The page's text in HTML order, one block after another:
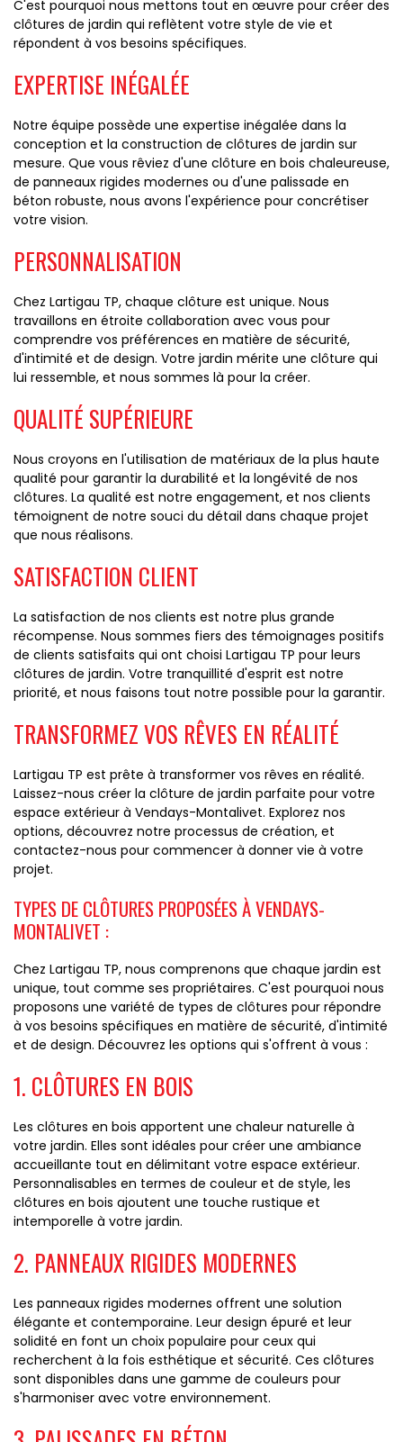
C'est pourquoi nous mettons tout en œuvre pour créer des
clôtures de jardin qui reflètent votre style de vie et
répondent à vos besoins spécifiques.
EXPERTISE INÉGALÉE
Notre équipe possède une expertise inégalée dans la
conception et la construction de clôtures de jardin sur
mesure. Que vous rêviez d'une clôture en bois chaleureuse,
de panneaux rigides modernes ou d'une palissade en
béton robuste, nous avons l'expérience pour concrétiser
votre vision.
PERSONNALISATION
Chez Lartigau TP, chaque clôture est unique. Nous
travaillons en étroite collaboration avec vous pour
comprendre vos préférences en matière de sécurité,
d'intimité et de design. Votre jardin mérite une clôture qui
lui ressemble, et nous sommes là pour la créer.
QUALITÉ SUPÉRIEURE
Nous croyons en l'utilisation de matériaux de la plus haute
qualité pour garantir la durabilité et la longévité de nos
clôtures. La qualité est notre engagement, et nos clients
témoignent de notre souci du détail dans chaque projet
que nous réalisons.
SATISFACTION CLIENT
La satisfaction de nos clients est notre plus grande
récompense. Nous sommes fiers des témoignages positifs
de clients satisfaits qui ont choisi Lartigau TP pour leurs
clôtures de jardin. Votre tranquillité d'esprit est notre
priorité, et nous faisons tout notre possible pour la garantir.
TRANSFORMEZ VOS RÊVES EN RÉALITÉ
Lartigau TP est prête à transformer vos rêves en réalité.
Laissez-nous créer la clôture de jardin parfaite pour votre
espace extérieur à Vendays-Montalivet. Explorez nos
options, découvrez notre processus de création, et
contactez-nous pour commencer à donner vie à votre
projet.
TYPES DE CLÔTURES PROPOSÉES À VENDAYS-
MONTALIVET :
Chez Lartigau TP, nous comprenons que chaque jardin est
unique, tout comme ses propriétaires. C'est pourquoi nous
proposons une variété de types de clôtures pour répondre
à vos besoins spécifiques en matière de sécurité, d'intimité
et de design. Découvrez les options qui s'offrent à vous :
1. CLÔTURES EN BOIS
Les clôtures en bois apportent une chaleur naturelle à
votre jardin. Elles sont idéales pour créer une ambiance
accueillante tout en délimitant votre espace extérieur.
Personnalisables en termes de couleur et de style, les
clôtures en bois ajoutent une touche rustique et
intemporelle à votre jardin.
2. PANNEAUX RIGIDES MODERNES
Les panneaux rigides modernes offrent une solution
élégante et contemporaine. Leur design épuré et leur
solidité en font un choix populaire pour ceux qui
recherchent à la fois esthétique et sécurité. Ces clôtures
sont disponibles dans une gamme de couleurs pour
s'harmoniser avec votre environnement.